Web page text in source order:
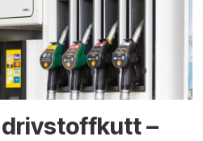
drivstoffkutt –